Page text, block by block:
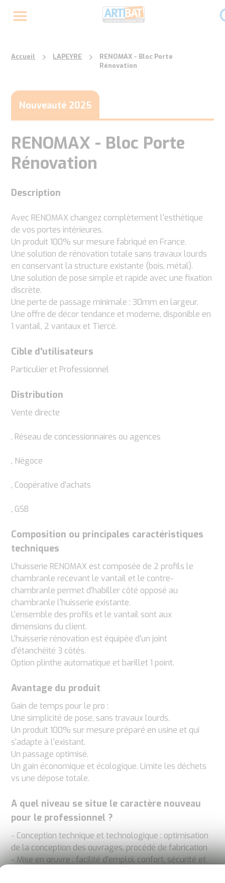
Accueil LAPEYRE
RENOMAX - Bloc Porte
Rénovation
Nouveauté 2025
RENOMAX - Bloc Porte
Rénovation
Description
Avec RENOMAX changez complètement l'esthétique
de vos portes intérieures.
Un produit 100% sur mesure fabriqué en France.
Une solution de rénovation totale sans travaux lourds
en conservant la structure existante (bois, métal).
Une solution de pose simple et rapide avec une fixation
discrète.
Une perte de passage minimale : 30mm en largeur.
Une offre de décor tendance et moderne, disponible en
1 vantail, 2 vantaux et Tiercé.
Cible d'utilisateurs
Particulier et Professionnel
Distribution
Vente directe
, Réseau de concessionnaires ou agences
, Négoce
, Coopérative d’achats
, GSB
Composition ou principales caractéristiques
techniques
L'huisserie RENOMAX est composée de 2 profils le
chambranle recevant le vantail et le contre-
chambranle permet d'habiller côté opposé au
chambranle l'huisserie existante.
L'ensemble des profils et le vantail sont aux
dimensions du client.
L'huisserie rénovation est équipée d'un joint
d'étanchéité 3 côtés.
Option plinthe automatique et barillet 1 point.
Avantage du produit
Gain de temps pour le pro :
Une simplicité de pose, sans travaux lourds.
Un produit 100% sur mesure préparé en usine et qui
s'adapte à l'existant.
Un passage optimisé.
Un gain économique et écologique. Limite les déchets
vs une dépose totale.
A quel niveau se situe le caractère nouveau
pour le professionnel ?
- Conception technique et technologique : optimisation
de la conception des ouvrages, procédé de fabrication
- Mise en œuvre : facilité d’emploi, confort, sécurité et